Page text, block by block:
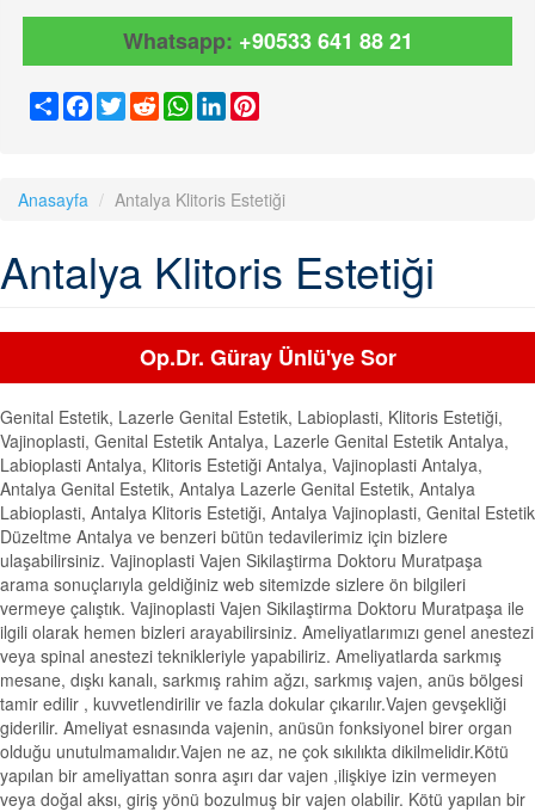
Whatsapp: +90533 641 88 21
ShareFacebook
TwitterRedditWhatsApp
LinkedIn
Anasayfa Antalya Klitoris Estetiği
Antalya Klitoris Estetiği
Op.Dr. Güray Ünlü'ye Sor
Genital Estetik, Lazerle Genital Estetik, Labioplasti, Klitoris Estetiği,
Vajinoplasti, Genital Estetik Antalya, Lazerle Genital Estetik Antalya,
Labioplasti Antalya, Klitoris Estetiği Antalya, Vajinoplasti Antalya,
Antalya Genital Estetik, Antalya Lazerle Genital Estetik, Antalya
Labioplasti, Antalya Klitoris Estetiği, Antalya Vajinoplasti, Genital Estetik
Düzeltme Antalya ve benzeri bütün tedavilerimiz için bizlere
ulaşabilirsiniz. Vajinoplasti Vajen Sikilaştirma Doktoru Muratpaşa
arama sonuçlarıyla geldiğiniz web sitemizde sizlere ön bilgileri
vermeye çalıştık. Vajinoplasti Vajen Sikilaştirma Doktoru Muratpaşa ile
ilgili olarak hemen bizleri arayabilirsiniz. Ameliyatlarımızı genel anestezi
veya spinal anestezi teknikleriyle yapabiliriz. Ameliyatlarda sarkmış
mesane, dışkı kanalı, sarkmış rahim ağzı, sarkmış vajen, anüs bölgesi
tamir edilir , kuvvetlendirilir ve fazla dokular çıkarılır.Vajen gevşekliği
giderilir. Ameliyat esnasında vajenin, anüsün fonksiyonel birer organ
olduğu unutulmamalıdır.Vajen ne az, ne çok sıkılıkta dikilmelidir.Kötü
yapılan bir ameliyattan sonra aşırı dar vajen ,ilişkiye izin vermeyen
veya doğal aksı, giriş yönü bozulmuş bir vajen olabilir. Kötü yapılan bir